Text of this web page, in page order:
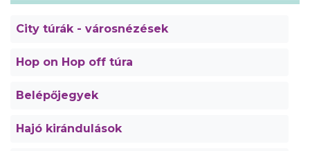
City túrák - városnézések
Hop on Hop off túra
Belépőjegyek
Hajó kirándulások